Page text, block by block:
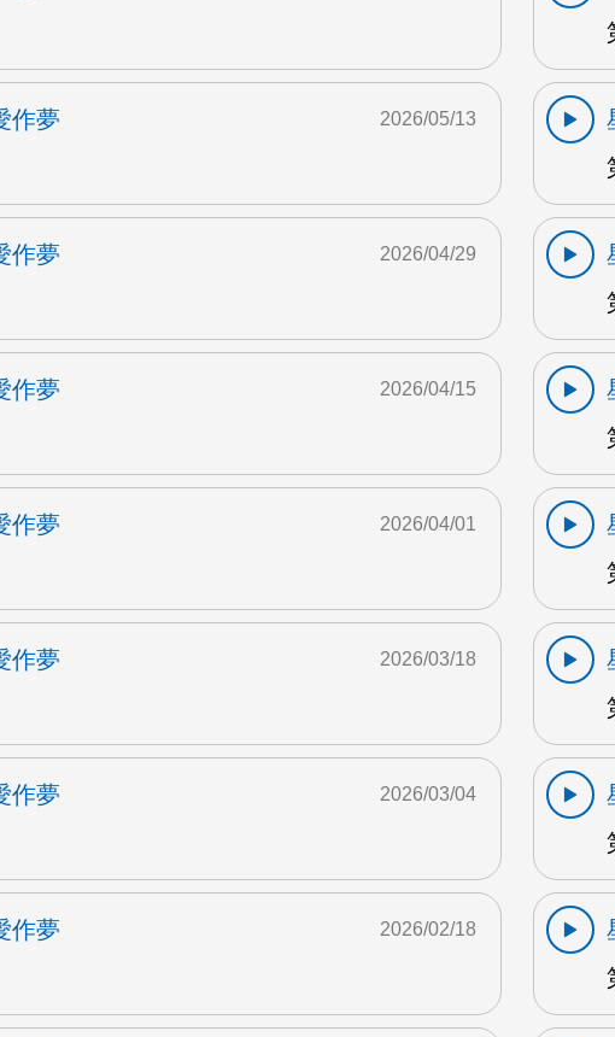
作夢
2026/05/13
作夢
2026/04/29
作夢
2026/04/15
作夢
2026/04/01
作夢
2026/03/18
作夢
2026/03/04
作夢
2026/02/18